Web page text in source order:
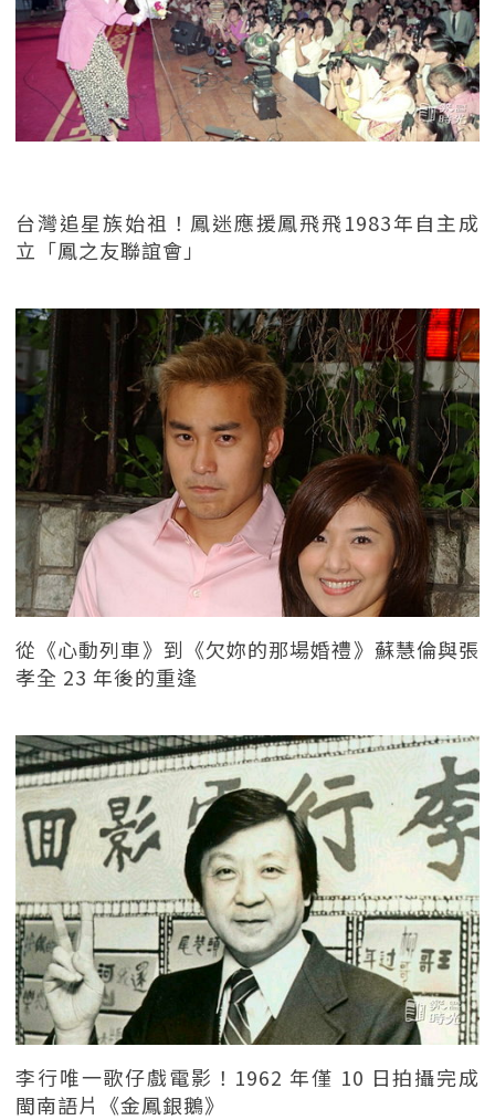
台灣追星族始祖！鳳迷應援鳳飛飛1983年自主成
立「鳳之友聯誼會」
從《心動列車》到《欠妳的那場婚禮》蘇慧倫與張
孝全 23 年後的重逢
李行唯一歌仔戲電影！1962 年僅 10 日拍攝完成
閩南語片《金鳳銀鵝》